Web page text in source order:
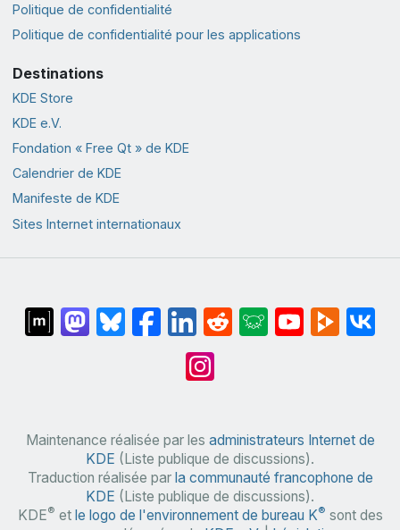
Politique de confidentialité
Politique de confidentialité pour les applications
Destinations
KDE Store
KDE e.V.
Fondation « Free Qt » de KDE
Calendrier de KDE
Manifeste de KDE
Sites Internet internationaux
Maintenance réalisée par les administrateurs Internet de
KDE (Liste publique de discussions).
Traduction réalisée par la communauté francophone de
KDE (Liste publique de discussions).
KDE® et le logo de l'environnement de bureau K® sont des